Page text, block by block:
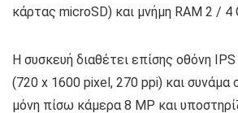
κάρτας microSD) και μνήμη RAM 2 / 4
Η συσκευή διαθέτει επίσης οθόνη
(720 x 1600 pixel, 270 ppi) και συνάμα
μόνη πίσω κάμερα 8 MP και